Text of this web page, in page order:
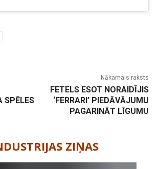
SPĒLES
Nākamais raksts
FETELS ESOT NORAIDĪJIS
‘FERRARI’ PIEDĀVĀJUMU
PAGARINĀT LĪGUMU
ZIŅAS